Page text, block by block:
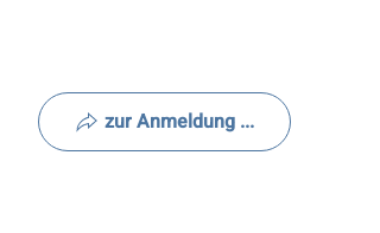
zur Anmeldung ...